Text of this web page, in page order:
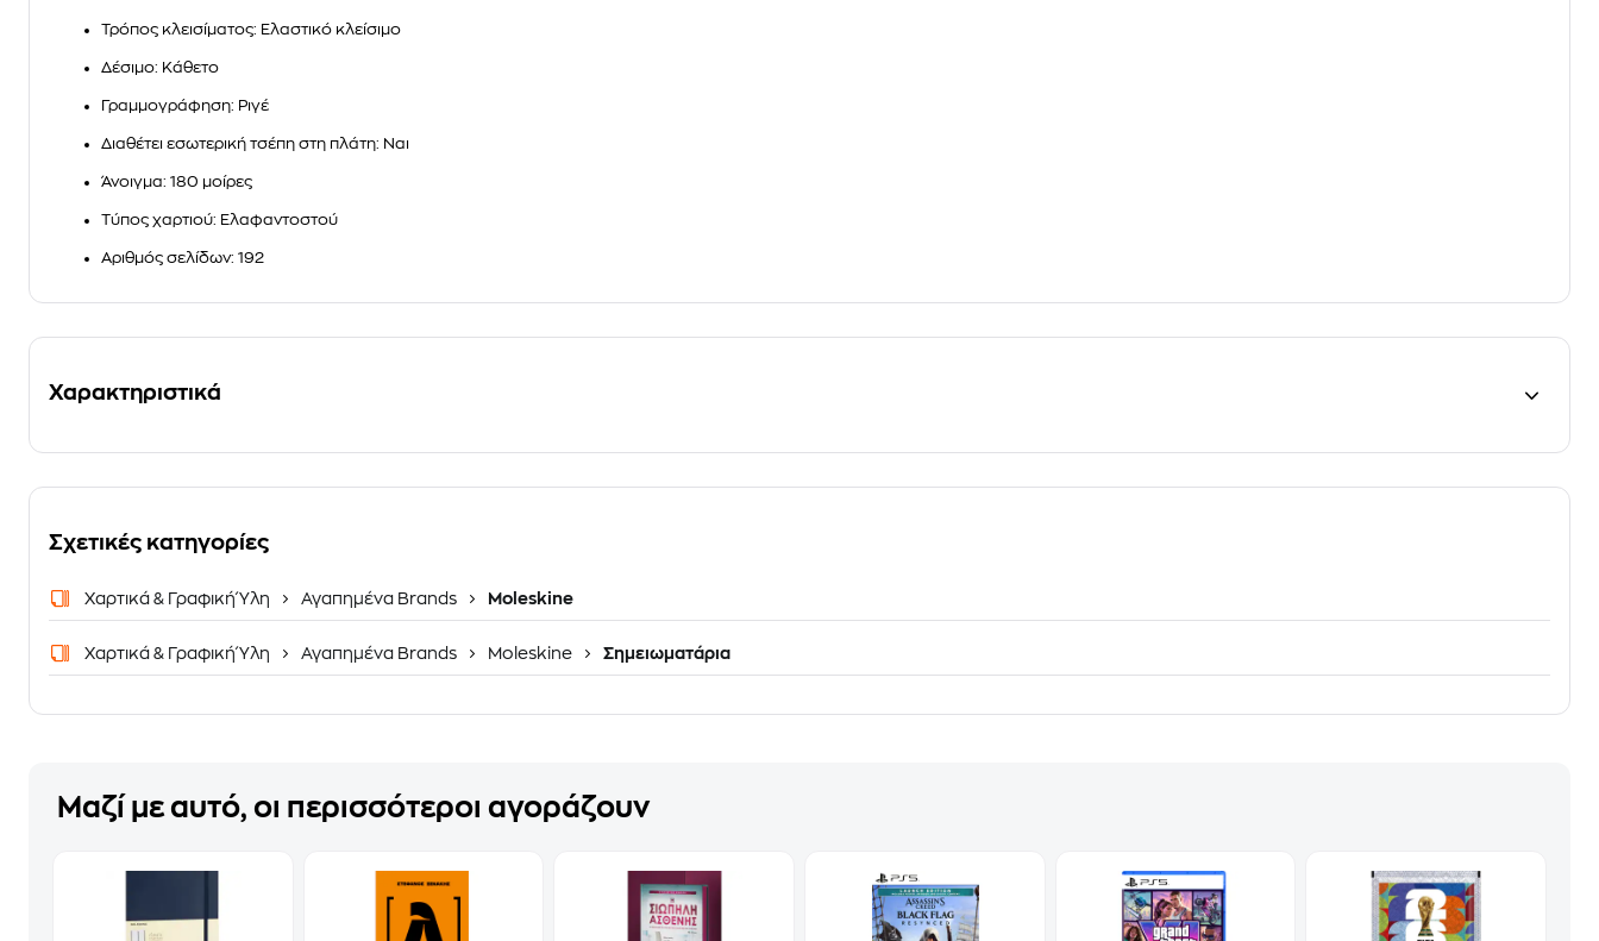
Τρόπος κλεισίματος: Ελαστικό κλείσιμο
Δέσιμο: Κάθετο
Γραμμογράφηση: Ριγέ
Διαθέτει εσωτερική τσέπη στη πλάτη: Ναι
Άνοιγμα: 180 μοίρες
Τύπος χαρτιού: Ελαφαντοστού
Αριθμός σελίδων: 192
Χαρακτηριστικά
Σχετικές κατηγορίες
Χαρτικά & Γραφική Ύλη Αγαπημένα Brands Moleskine
Χαρτικά & Γραφική Ύλη Αγαπημένα Brands Moleskine Σημειωματάρια
Μαζί με αυτό, οι περισσότεροι αγοράζουν